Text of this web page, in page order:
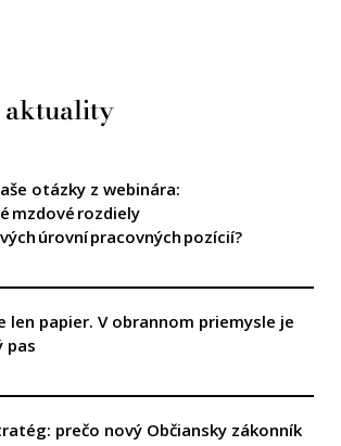
aktuality
otázky z webinára:
mzdové rozdiely
úrovní pracovných pozícií?
len papier. V obrannom priemysle je
pas
prečo nový Občiansky zákonník